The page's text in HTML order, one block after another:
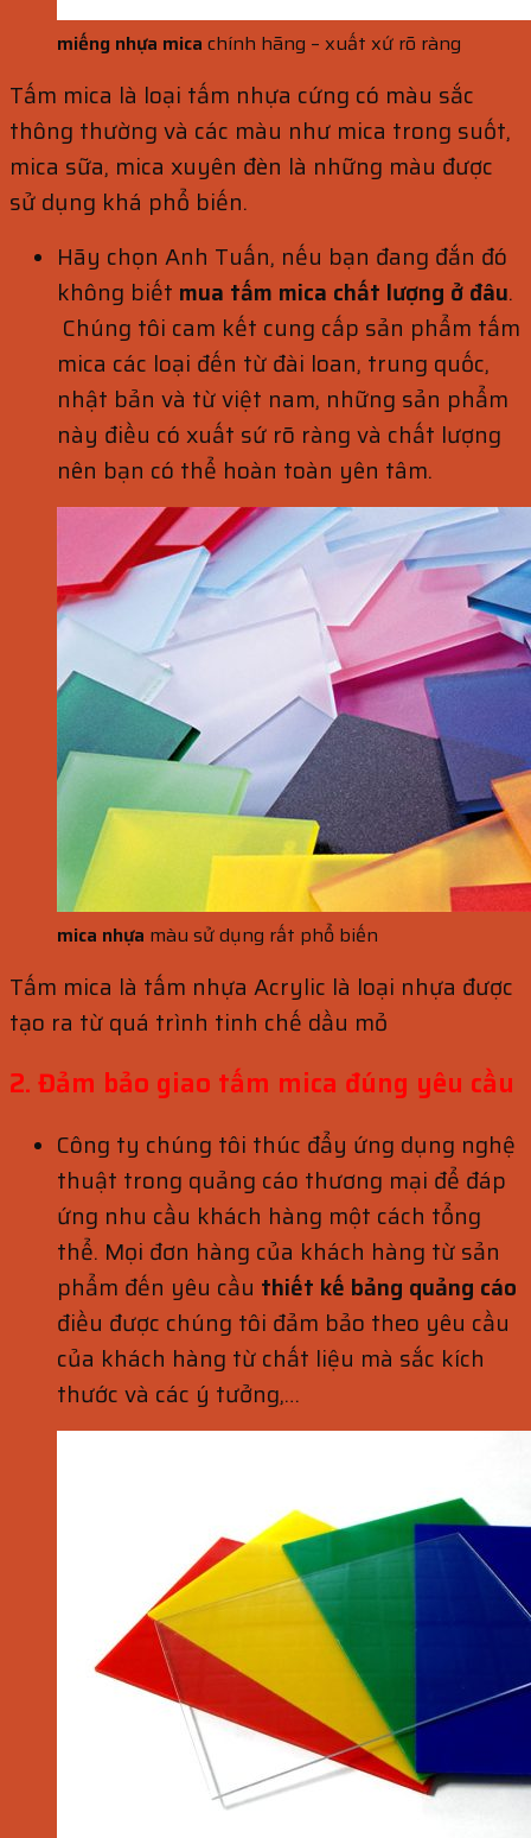
miếng nhựa mica chính hãng – xuất xứ rõ ràng
Tấm mica là loại tấm nhựa cứng có màu sắc
thông thường và các màu như mica trong suốt,
mica sữa, mica xuyên đèn là những màu được
sử dụng khá phổ biến.
Hãy chọn Anh Tuấn, nếu bạn đang đắn đó
không biết mua tấm mica chất lượng ở đâu.
Chúng tôi cam kết cung cấp sản phẩm tấm
mica các loại đến từ đài loan, trung quốc,
nhật bản và từ việt nam, những sản phẩm
này điều có xuất sứ rõ ràng và chất lượng
nên bạn có thể hoàn toàn yên tâm.
mica nhựa màu sử dụng rất phổ biến
Tấm mica là tấm nhựa Acrylic là loại nhựa được
tạo ra từ quá trình tinh chế dầu mỏ
2. Đảm bảo giao tấm mica đúng yêu cầu
Công ty chúng tôi thúc đẩy ứng dụng nghệ
thuật trong quảng cáo thương mại để đáp
ứng nhu cầu khách hàng một cách tổng
thể. Mọi đơn hàng của khách hàng từ sản
phẩm đến yêu cầu thiết kế bảng quảng cáo
điều được chúng tôi đảm bảo theo yêu cầu
của khách hàng từ chất liệu mà sắc kích
thước và các ý tưởng,…